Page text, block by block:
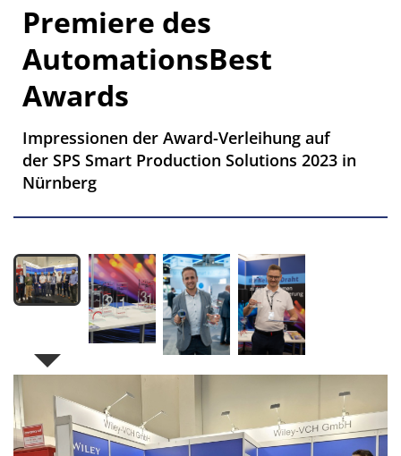
Premiere des
AutomationsBest
Awards
Impressionen der Award-Verleihung auf
der SPS Smart Production Solutions 2023 in
Nürnberg